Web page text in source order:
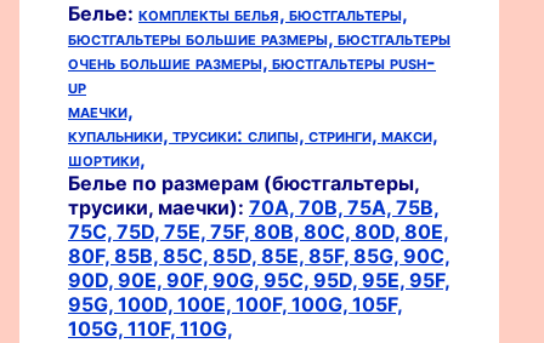
Белье: комплекты белья, бюстгальтеры,
бюстгальтеры большие размеры, бюстгальтеры
очень большие размеры, бюстгальтеры push-
up
маечки,
купальники, трусики: слипы, стринги, макси,
шортики,
Белье по размерам (бюстгальтеры,
трусики, маечки): 70A, 70B, 75A, 75B,
75C, 75D, 75E, 75F, 80B, 80C, 80D, 80E,
80F, 85B, 85C, 85D, 85E, 85F, 85G, 90C,
90D, 90E, 90F, 90G, 95C, 95D, 95E, 95F,
95G, 100D, 100E, 100F, 100G, 105F,
105G, 110F, 110G,